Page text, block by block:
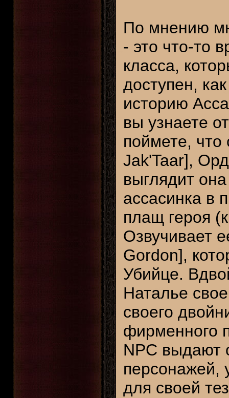
По мнению
- это что-то
класса,
доступен,
историю
вы узнаете
поймете,
Jak'Taar],
выглядит
ассасинка в
плащ героя
Озвучивает
Gordon],
Убийце.
Наталье
своего
фирменного
NPC выдают
персонажей,
для своей